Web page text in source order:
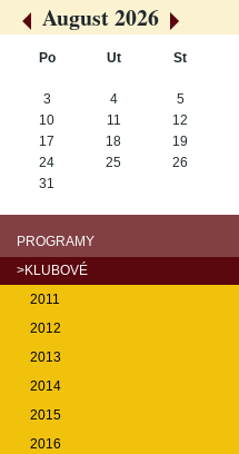
«
August 2026
»
Po Ut St
3
4 5
10
11 12
17
18 19
24
25 26
31
PROGRAMY
>KLUBOVÉ
2011
2012
2013
2014
2015
2016